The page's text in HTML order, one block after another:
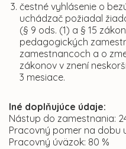
čestné vyhlásenie o
uchádzač požiadal
(§ 9 ods. (1) a § 15
pedagogických
zamestnancoch a o
zákonov v znení
3 mesiace.
Iné doplňujúce údaje:
Nástup do zamestnania:
Pracovný pomer na dobu
Pracovný úväzok: 80 %